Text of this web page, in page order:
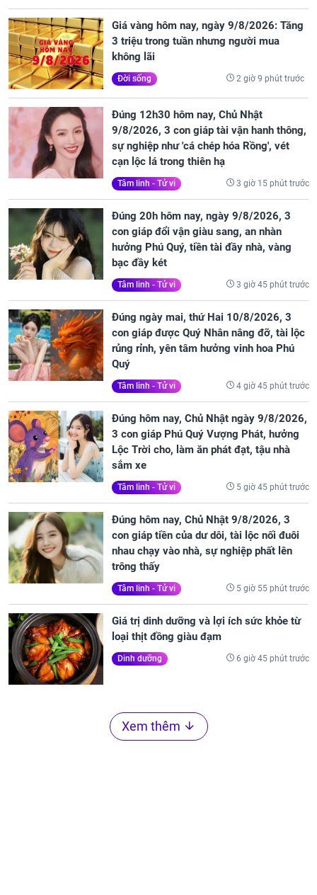
Giá vàng hôm nay, ngày 9/8/2026: Tăng
3 triệu trong tuần nhưng người mua
không lãi
Đời sống 2 giờ 9 phút trước
Đúng 12h30 hôm nay, Chủ Nhật
9/8/2026, 3 con giáp tài vận hanh thông,
sự nghiệp như 'cá chép hóa Rồng', vét
cạn lộc lá trong thiên hạ
Tâm linh - Tử vi 3 giờ 15 phút trước
Đúng 20h hôm nay, ngày 9/8/2026, 3
con giáp đổi vận giàu sang, an nhàn
hưởng Phú Quý, tiền tài đầy nhà, vàng
bạc đầy két
Tâm linh - Tử vi 3 giờ 45 phút trước
Đúng ngày mai, thứ Hai 10/8/2026, 3
con giáp được Quý Nhân nâng đỡ, tài lộc
rủng rỉnh, yên tâm hưởng vinh hoa Phú
Quý
Tâm linh - Tử vi 4 giờ 45 phút trước
Đúng hôm nay, Chủ Nhật ngày 9/8/2026,
3 con giáp Phú Quý Vượng Phát, hưởng
Lộc Trời cho, làm ăn phát đạt, tậu nhà
sắm xe
Tâm linh - Tử vi 5 giờ 45 phút trước
Đúng hôm nay, Chủ Nhật 9/8/2026, 3
con giáp tiền của dư dôi, tài lộc nối đuôi
nhau chạy vào nhà, sự nghiệp phất lên
trông thấy
Tâm linh - Tử vi 5 giờ 55 phút trước
Giá trị dinh dưỡng và lợi ích sức khỏe từ
loại thịt đồng giàu đạm
Dinh dưỡng 6 giờ 45 phút trước
Xem thêm